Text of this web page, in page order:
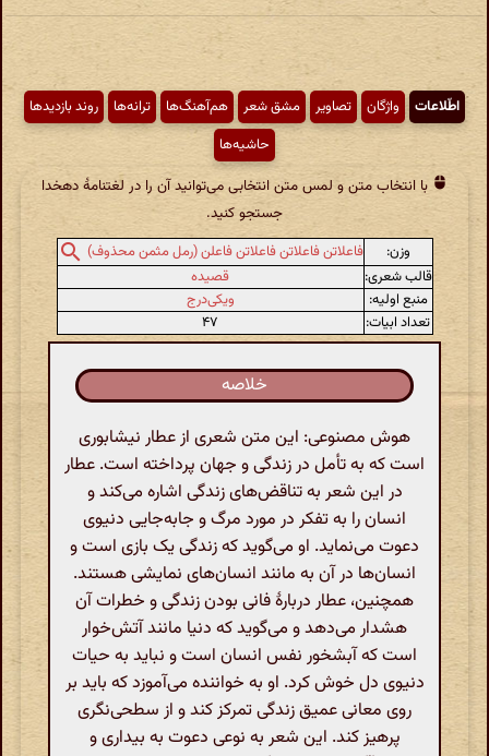
اطّلاعات واژگان تصاویر مشق شعر هم‌آهنگ‌ها ترانه‌ها
روند بازدیدها
حاشیه‌ها
با انتخاب متن و لمس متن انتخابی می‌توانید آن را در لغتنامهٔ دهخدا
جستجو کنید.
وزن:
فاعلاتن فاعلاتن فاعلاتن فاعلن (رمل مثمن محذوف)
قالب شعری:
قصیده
منبع اولیه:
ویکی‌درج
تعداد ابیات:
۴۷
خلاصه
هوش مصنوعی: این متن شعری از عطار نیشابوری
است که به تأمل در زندگی و جهان پرداخته است. عطار
در این شعر به تناقض‌های زندگی اشاره می‌کند و
انسان را به تفکر در مورد مرگ و جابه‌جایی دنیوی
دعوت می‌نماید. او می‌گوید که زندگی یک بازی است و
انسان‌ها در آن به مانند انسان‌های نمایشی هستند.
همچنین، عطار دربارهٔ فانی بودن زندگی و خطرات آن
هشدار می‌دهد و می‌گوید که دنیا مانند آتش‌خوار
است که آبشخور نفس انسان است و نباید به حیات
دنیوی دل خوش کرد. او به خواننده می‌آموزد که باید بر
روی معانی عمیق زندگی تمرکز کند و از سطحی‌نگری
پرهیز کند. این شعر به نوعی دعوت به بیداری و